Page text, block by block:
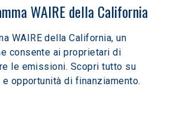
WAIRE della California
WAIRE della California, un
consente ai proprietari di
le emissioni. Scopri tutto su
opportunità di finanziamento.